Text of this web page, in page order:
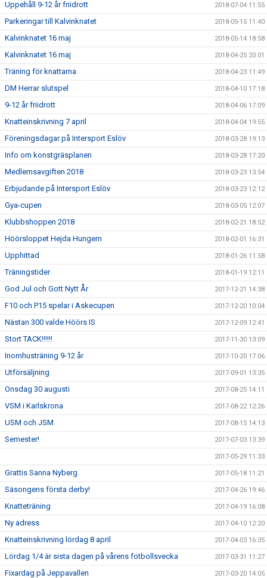
Uppehåll 9-12 år friidrott 2018-07-04 11:55
Parkeringar till Kalvinknatet 2018-05-15 11:40
Kalvinknatet 16 maj 2018-05-14 18:58
Kalvinknatet 16 maj 2018-04-25 20:01
Träning för knattarna 2018-04-23 11:49
DM Herrar slutspel 2018-04-10 17:18
9-12 år friidrott 2018-04-06 17:09
Knatteinskrivning 7 april 2018-04-04 19:55
Föreningsdagar på Intersport Eslöv 2018-03-28 19:13
Info om konstgräsplanen 2018-03-28 17:20
Medlemsavgiften 2018 2018-03-23 13:54
Erbjudande på Intersport Eslöv 2018-03-23 12:12
Gya-cupen 2018-03-05 12:07
Klubbshoppen 2018 2018-02-21 18:52
Höörsloppet Hejda Hungern 2018-02-01 16:31
Upphittad 2018-01-26 11:58
Träningstider 2018-01-19 12:11
God Jul och Gott Nytt År 2017-12-21 14:38
F10 och P15 spelar i Askecupen 2017-12-20 10:04
Nästan 300 valde Höörs IS 2017-12-09 12:41
Stort TACK!!!!!! 2017-11-30 13:09
Inomhusträning 9-12 år 2017-10-20 17:06
Utförsäljning 2017-09-01 13:35
Onsdag 30 augusti 2017-08-25 14:11
VSM i Karlskrona 2017-08-22 12:26
USM och JSM 2017-08-15 14:13
Semester! 2017-07-03 13:39
2017-05-29 11:33
Grattis Sanna Nyberg 2017-05-18 11:21
Säsongens första derby! 2017-04-26 19:46
Knatteträning 2017-04-19 16:08
Ny adress 2017-04-10 12:20
Knatteinskrivning lördag 8 april 2017-04-03 16:35
Lördag 1/4 är sista dagen på vårens fotbollsvecka 2017-03-31 11:27
Fixardag på Jeppavallen 2017-03-20 14:05